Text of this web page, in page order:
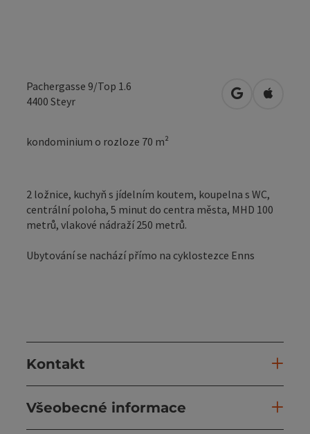
Pachergasse 9/Top 1.6
4400 Steyr Otevřít vOtevřít
kondominium o rozloze 70 m²
2 ložnice, kuchyň s jídelním koutem, koupelna s WC,
centrální poloha, 5 minut do centra města, MHD 100
metrů, vlakové nádraží 250 metrů.
Ubytování se nachází přímo na cyklostezce Enns
Kontakt
Všeobecné informace